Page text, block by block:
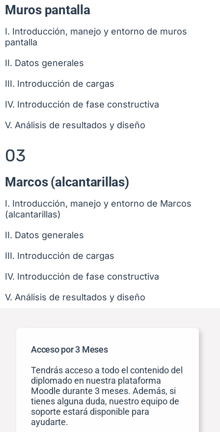
Muros pantalla
I. Introducción, manejo y entorno de muros
pantalla
II. Datos generales
III. Introducción de cargas
IV. Introducción de fase constructiva
V. Análisis de resultados y diseño
03
Marcos (alcantarillas)
I. Introducción, manejo y entorno de Marcos
(alcantarillas)
II. Datos generales
III. Introducción de cargas
IV. Introducción de fase constructiva
V. Análisis de resultados y diseño
Acceso por 3 Meses
Tendrás acceso a todo el contenido del
diplomado en nuestra plataforma
Moodle durante 3 meses. Además, si
tienes alguna duda, nuestro equipo de
soporte estará disponible para
ayudarte.